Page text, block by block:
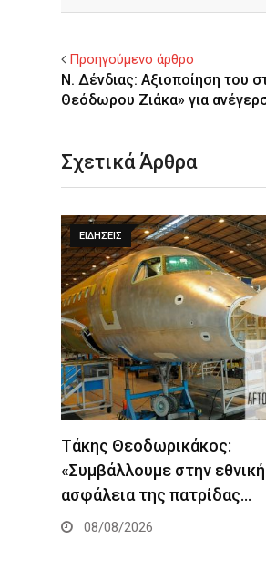
Προηγούμενο άρθρο
Ν. Δένδιας: Αξιοποίηση του
Θεόδωρου Ζιάκα» για
Σχετικά Άρθρα
ΕΙΔΉΣΕΙΣ
Τάκης Θεοδωρικάκος:
«Συμβάλλουμε στην εθνική
ασφάλεια της πατρίδας…
08/08/2026